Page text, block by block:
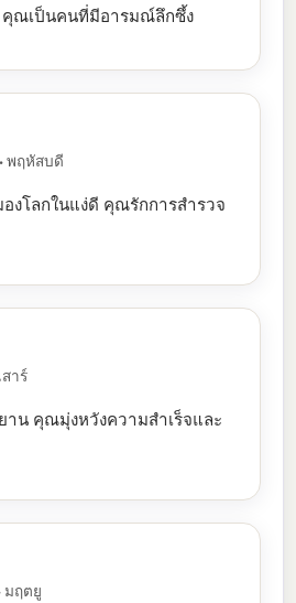
คุณเป็นคนที่มีอารมณ์ลึกซึ้ง
พฤหัสบดี
งโลกในแง่ดี คุณรักการสำรวจ
สาร์
าน คุณมุ่งหวังความสำเร็จและ
มฤตยู